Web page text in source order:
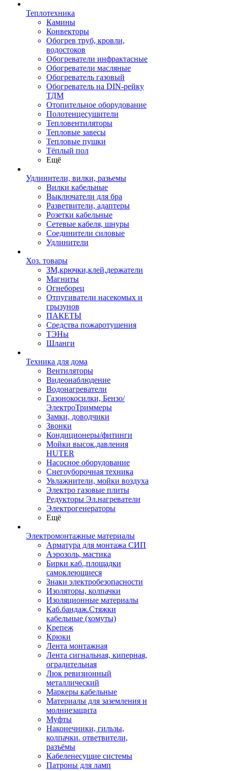
Теплотехника
Камины
Конвекторы
Обогрев труб, кровли,
водостоков
Обогреватели инфрактасные
Обогреватели масляные
Обогреватель газовый
Обогреватель на DIN-рейку
ТДМ
Отопительное оборудование
Полотенцесушители
Тепловентиляторы
Тепловые завесы
Тепловые пушки
Тёплый пол
Ещё
Удлинители, вилки, разьемы
Вилки кабельные
Выключатели для бра
Разветвители, адаптеры
Розетки кабельные
Сетевые кабеля, шнуры
Соединители силовые
Удлинители
Хоз. товары
ЗМ,крючки,клей,держатели
Магниты
Огнеборец
Отпугиватели насекомых и
грызунов
ПАКЕТЫ
Средства пожаротушения
ТЭНы
Шланги
Техника для дома
Вентиляторы
Видеонаблюдение
Водонагреватели
Газонокосилки, Бензо/
ЭлектроТриммеры
Замки, доводчики
Звонки
Кондиционеры/фитинги
Мойки высок.давления
HUTER
Насосное оборудование
Снегоуборочная техника
Увлажнители, мойки воздуха
Электро газовые плиты
Редукторы Эл.нагреватели
Электрогенераторы
Ещё
Электромонтажные материалы
Арматура для монтажа СИП
Аэрозоль, мастика
Бирки каб.,площадки
самоклеющиеся
Знаки электробезопасности
Изоляторы, колпачки
Изоляционные материалы
Каб.бандаж.Стяжки
кабельные (хомуты)
Крепеж
Крюки
Лента монтажная
Лента сигнальная, киперная,
оградительная
Люк ревизионный
металлический
Маркеры кабельные
Материалы для заземления и
молниезащита
Муфты
Наконечники, гильзы,
колпачки. ответвители,
разъёмы
Кабеленесущие системы
Патроны для ламп